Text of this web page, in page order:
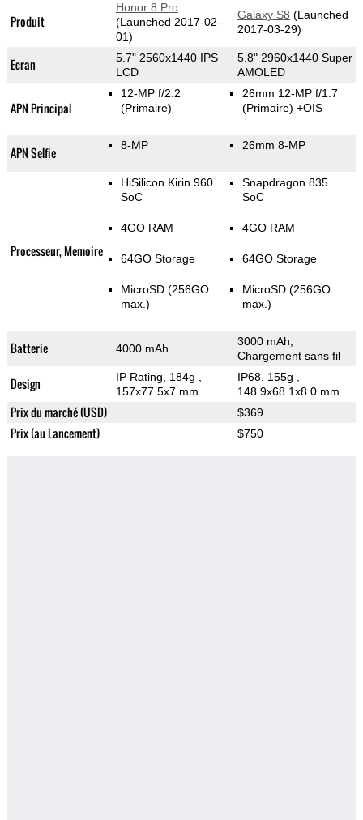
Produit
Honor 8 Pro
(Launched 2017-02-
01)
Galaxy S8 (Launched
2017-03-29)
Ecran
5.7" 2560x1440 IPS
LCD
5.8" 2960x1440 Super
AMOLED
APN Principal
12-MP f/2.2
(Primaire)
26mm 12-MP f/1.7
(Primaire) +OIS
APN Selfie 8-MP 26mm 8-MP
Processeur, Memoire
HiSilicon Kirin 960
SoC
4GO RAM
64GO Storage
MicroSD (256GO
max.)
Snapdragon 835
SoC
4GO RAM
64GO Storage
MicroSD (256GO
max.)
Batterie 4000 mAh
3000 mAh,
Chargement sans fil
Design IP Rating, 184g
157x77.5x7 mm
IP68, 155g
148.9x68.1x8.0 mm
Prix du marché (USD) $369
Prix (au Lancement) $750